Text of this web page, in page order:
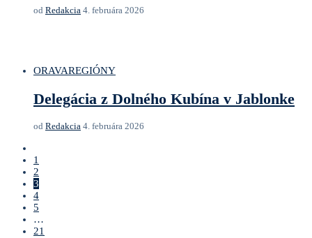
od Redakcia 4. februára 2026
ORAVAREGIÓNY
Delegácia z Dolného Kubína v Jablonke
od Redakcia 4. februára 2026
1
2
3
4
5
…
21